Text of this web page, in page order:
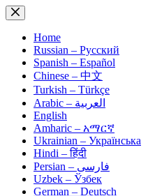
Skip
to
contentHome
Russian – Русский
Spanish – Español
Chinese – 中文
Turkish – Türkçe
Arabic – العربية
English
Amharic – አማርኛ
Ukrainian – Українська
Hindi – हिंदी
Persian – فارسی
Uzbek – Ўзбек
German – Deutsch